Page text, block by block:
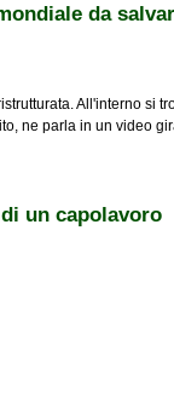
da
All'interno si
ne parla in un video
un capolavoro